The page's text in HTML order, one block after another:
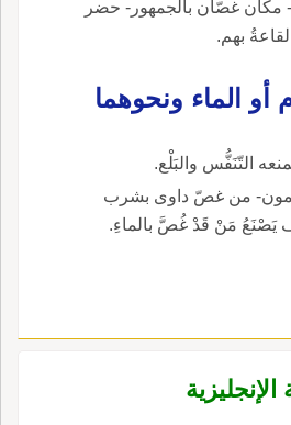
مكان غصّان بالجمهور- حضر
بهم.
الماء ونحوهما
التّنَفُّس والبَلْع.
غصِصت بعصير اللَّيمون- من غصّ داوى بشرب